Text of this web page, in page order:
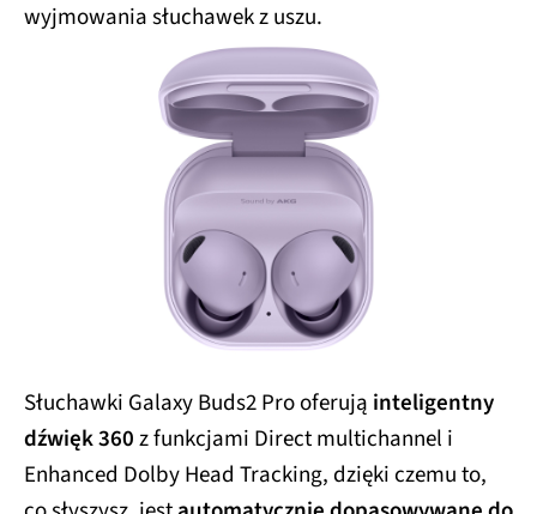
wyjmowania słuchawek z uszu.
Słuchawki Galaxy Buds2 Pro oferują inteligentny
dźwięk 360z funkcjami Direct multichannel i
Enhanced Dolby Head Tracking, dzięki czemu to,